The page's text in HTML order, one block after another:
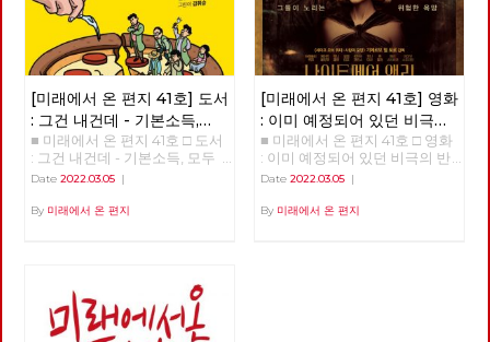
[미래에서 온 편지 41호] 도서
: 그건 내건데 - 기본소득,
모두가 차별없이 찾아야 할
권리
■ 미래에서 온 편지 41호 □ 도서
: 그건 내건데 - 기본소득, 모두
가 차별없이 찾아야 할 권리
Date 2022.03.05 |
By 미래에서 온 편지
[미래에서 온 편지 41호] 영화
: 이미 예정되어 있던 비극의
반복 – 나이트메어 앨리
■ 미래에서 온 편지 41호 □ 영화
: 이미 예정되어 있던 비극의 반
복 – 나이트메어 앨리 >>>>>>
Date 2022.03.05|
By 미래에서 온 편지